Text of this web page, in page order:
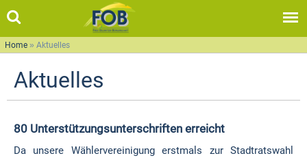
Home » Aktuelles
Aktuelles
80 Unterstützungsunterschriften erreicht
Da unsere Wählervereinigung erstmals zur Stadtratswahl